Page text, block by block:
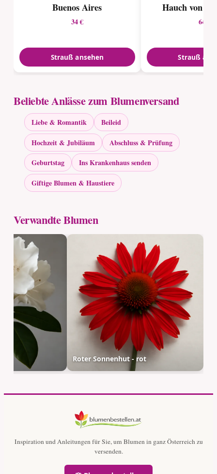
Buenos Aires
34 €
Strauß ansehen
Hauch von
64 €
Strauß
Beliebte Anlässe zum Blumenversand
Liebe & Romantik
Beileid
Hochzeit & Jubiläum
Abschluss & Prüfung
Geburtstag
Ins Krankenhaus senden
Giftige Blumen & Haustiere
Verwandte Blumen
Roter Sonnenhut - rot
Inspiration und Anleitungen für Sie, um Blumen in ganz Österreich zu
versenden.